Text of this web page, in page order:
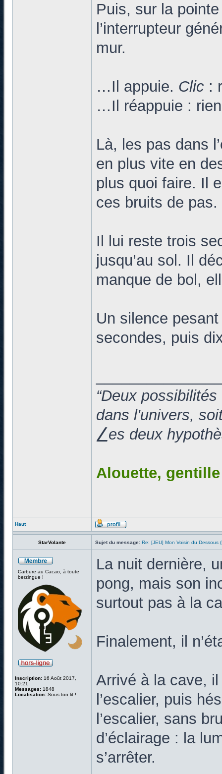
Puis, sur la
l’interrupteur
mur.
…Il appuie. Clic :
…Il réappuie :
Là, les pas dans
en plus vite en
plus quoi faire. Il
ces bruits de pas.
Il lui reste trois
jusqu’au sol. Il
manque de bol,
Un silence pesant
secondes, puis
“Deux
dans l'univers,
⎳es deux
Alouette,
Haut
StarVolante Sujet du message: Re: [JEU] Mon Voisin du Dessous
Carbure au Cacao, à toute
berzingue !
Inscription: 16 Août 2017,
10:21
Messages: 1848
Localisation: Sous ton lit !
La nuit dernière,
pong, mais son
surtout pas à la
Finalement, il
Arrivé à la cave,
l’escalier, puis
l’escalier, sans
d’éclairage : la
s’arrêter.